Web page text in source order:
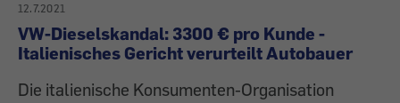
12.7.2021
VW-Dieselskandal: 3300 € pro Kunde -
Italienisches Gericht verurteilt Autobauer
Die italienische Konsumenten-Organisation